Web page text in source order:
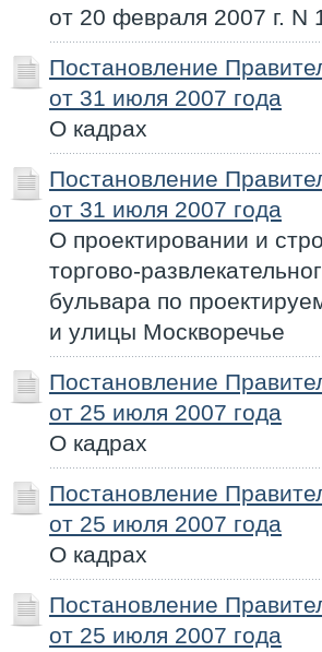
от 20 февраля 2007 г. N
Постановление
от 31 июля 2007 года
О кадрах
Постановление
от 31 июля 2007 года
О проектировании и
торгово-
бульвара по
и улицы Москворечье
Постановление
от 25 июля 2007 года
О кадрах
Постановление
от 25 июля 2007 года
О кадрах
Постановление
от 25 июля 2007 года